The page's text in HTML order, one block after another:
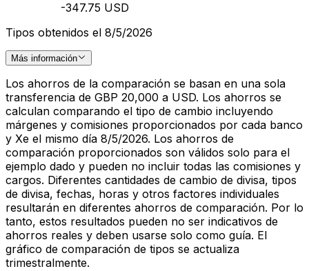
-347.75 USD
Tipos obtenidos el 8/5/2026
Más información
Los ahorros de la comparación se basan en una sola
transferencia de GBP 20,000 a USD. Los ahorros se
calculan comparando el tipo de cambio incluyendo
márgenes y comisiones proporcionados por cada banco
y Xe el mismo día 8/5/2026. Los ahorros de
comparación proporcionados son válidos solo para el
ejemplo dado y pueden no incluir todas las comisiones y
cargos. Diferentes cantidades de cambio de divisa, tipos
de divisa, fechas, horas y otros factores individuales
resultarán en diferentes ahorros de comparación. Por lo
tanto, estos resultados pueden no ser indicativos de
ahorros reales y deben usarse solo como guía. El
gráfico de comparación de tipos se actualiza
trimestralmente.